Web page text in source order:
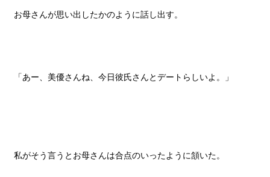
お母さんが思い出したかのように話し出す。
「あー、美優さんね、今日彼氏さんとデートらしいよ。」
私がそう言うとお母さんは合点のいったように頷いた。